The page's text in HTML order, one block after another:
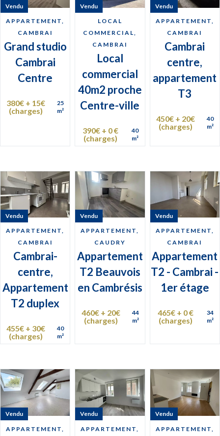
APPARTEMENT,
CAMBRAI
Grand studio
Cambrai
Centre
380€ + 15€
(charges)
25
m²
Vendu
LOCAL
COMMERCIAL,
CAMBRAI
Local
commercial
40m2 proche
Centre-ville
390€ + 0 €
(charges)
40
m²
Vendu
APPARTEMENT,
CAMBRAI
Cambrai
centre,
appartement
T3
450€ + 20€
(charges)
40
m²
Vendu
APPARTEMENT,
CAMBRAI
Cambrai-
centre,
Appartement
T2 duplex
455€ + 30€
(charges)
40
m²
Vendu
APPARTEMENT,
CAUDRY
Appartement
T2 Beauvois
en Cambrésis
460€ + 20€
(charges)
44
m²
Vendu
APPARTEMENT,
CAMBRAI
Appartement
T2 - Cambrai -
1er étage
465€ + 0 €
(charges)
34
m²
Vendu
APPARTEMENT,
Vendu
APPARTEMENT,
Vendu
APPARTEMENT,
Vendu